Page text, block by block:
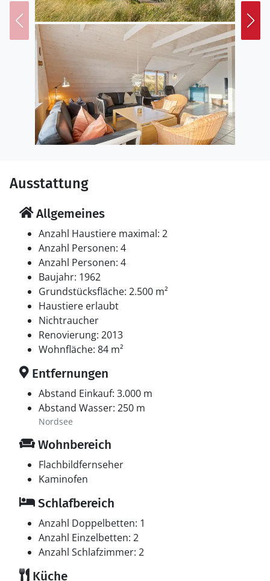
Ausstattung
Allgemeines
Anzahl Haustiere maximal: 2
Anzahl Personen: 4
Anzahl Personen: 4
Baujahr: 1962
Grundstücksfläche: 2.500 m²
Haustiere erlaubt
Nichtraucher
Renovierung: 2013
Wohnfläche: 84 m²
Entfernungen
Abstand Einkauf: 3.000 m
Abstand Wasser: 250 m
Nordsee
Wohnbereich
Flachbildfernseher
Kaminofen
Schlafbereich
Anzahl Doppelbetten: 1
Anzahl Einzelbetten: 2
Anzahl Schlafzimmer: 2
Küche